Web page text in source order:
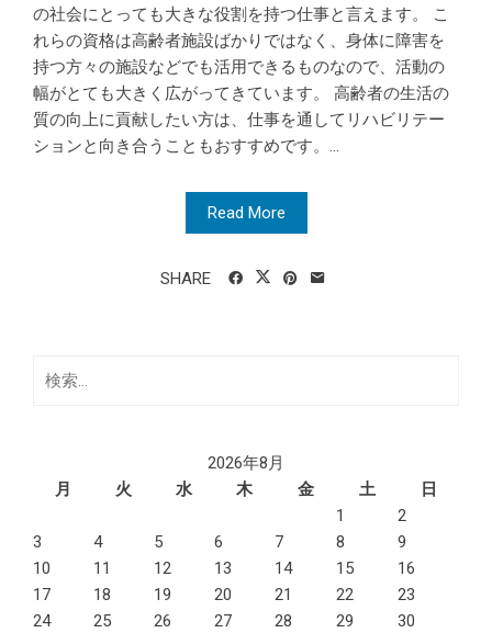
の社会にとっても大きな役割を持つ仕事と言えます。 こ
れらの資格は高齢者施設ばかりではなく、身体に障害を
持つ方々の施設などでも活用できるものなので、活動の
幅がとても大きく広がってきています。 高齢者の生活の
質の向上に貢献したい方は、仕事を通してリハビリテー
ションと向き合うこともおすすめです。...
Read More
SHARE
索:
2026年8月
月
火 水 木 金 土
日
1
2
3
4 5 6 7 8
9
10
11 12 13 14 15
16
17
18 19 20 21 22
23
24
25 26 27 28 29
30